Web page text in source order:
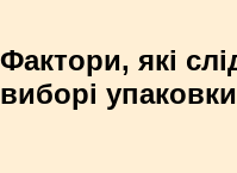
Фактори, які
виборі